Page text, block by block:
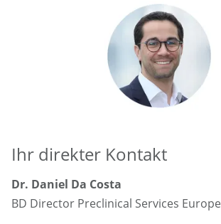
Ihr direkter Kontakt
Dr. Daniel Da Costa
BD Director Preclinical Services Europe